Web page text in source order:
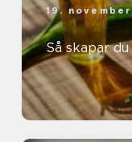
19.
Så skapar